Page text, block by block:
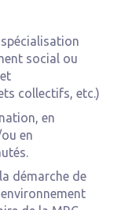
social ou
collectifs, etc.)
en
en
démarche de